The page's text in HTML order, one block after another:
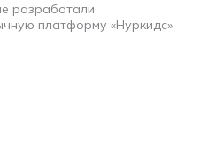
разработали
платформу «Нуркидс»